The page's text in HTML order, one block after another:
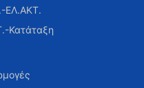
ΕΛ.ΑΚΤ.
Κατάταξη